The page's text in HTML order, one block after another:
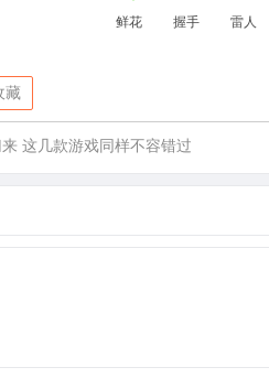
鲜花 握手 雷人
藏
来 这几款游戏同样不容错过